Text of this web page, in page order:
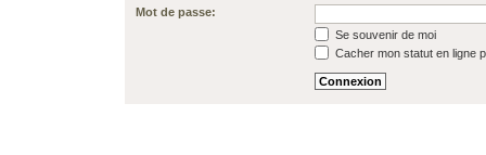
Mot de passe:
Se souvenir de moi
Cacher mon statut en ligne